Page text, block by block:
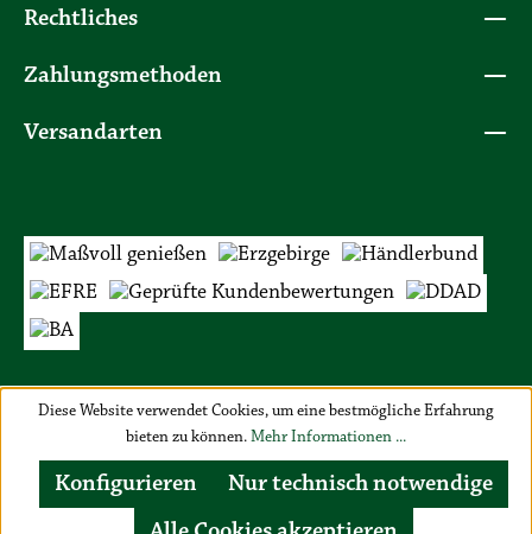
Rechtliches
Zahlungsmethoden
Versandarten
Diese Website verwendet Cookies, um eine bestmögliche Erfahrung
bieten zu können. Mehr Informationen ...
Nur technisch notwendige
Konfigurieren